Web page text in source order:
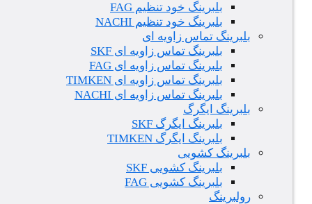
بلبرینگ خود تنظیم FAG
بلبرینگ خود تنظیم NACHI
بلبرینگ تماس زاویه ای
بلبرینگ تماس زاویه ای SKF
بلبرینگ تماس زاویه ای FAG
بلبرینگ تماس زاویه ای TIMKEN
بلبرینگ تماس زاویه ای NACHI
بلبرینگ ایگرگ
بلبرینگ ایگرگ SKF
بلبرینگ ایگرگ TIMKEN
بلبرینگ کشویی
بلبرینگ کشویی SKF
بلبرینگ کشویی FAG
رولبرینگ